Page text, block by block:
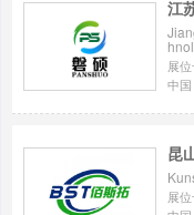
江
展
中
昆
展